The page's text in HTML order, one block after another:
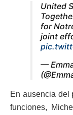
United
for
joint
—
En ausencia del
funciones,